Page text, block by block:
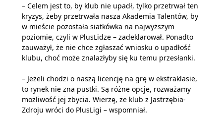
– Celem jest to, by klub nie upadł, tylko przetrwał ten
kryzys, żeby przetrwała nasza Akademia Talentów, by
w mieście pozostała siatkówka na najwyższym
poziomie, czyli w PlusLidze – zadeklarował. Ponadto
zauważył, że nie chce zgłaszać wniosku o upadłość
klubu, choć może znalazłyby się ku temu przesłanki.
– Jeżeli chodzi o naszą licencję na grę w ekstraklasie,
to rynek nie zna pustki. Są różne opcje, rozważamy
możliwość jej zbycia. Wierzę, że klub z Jastrzębia-
Zdroju wróci do PlusLigi – wspomniał.